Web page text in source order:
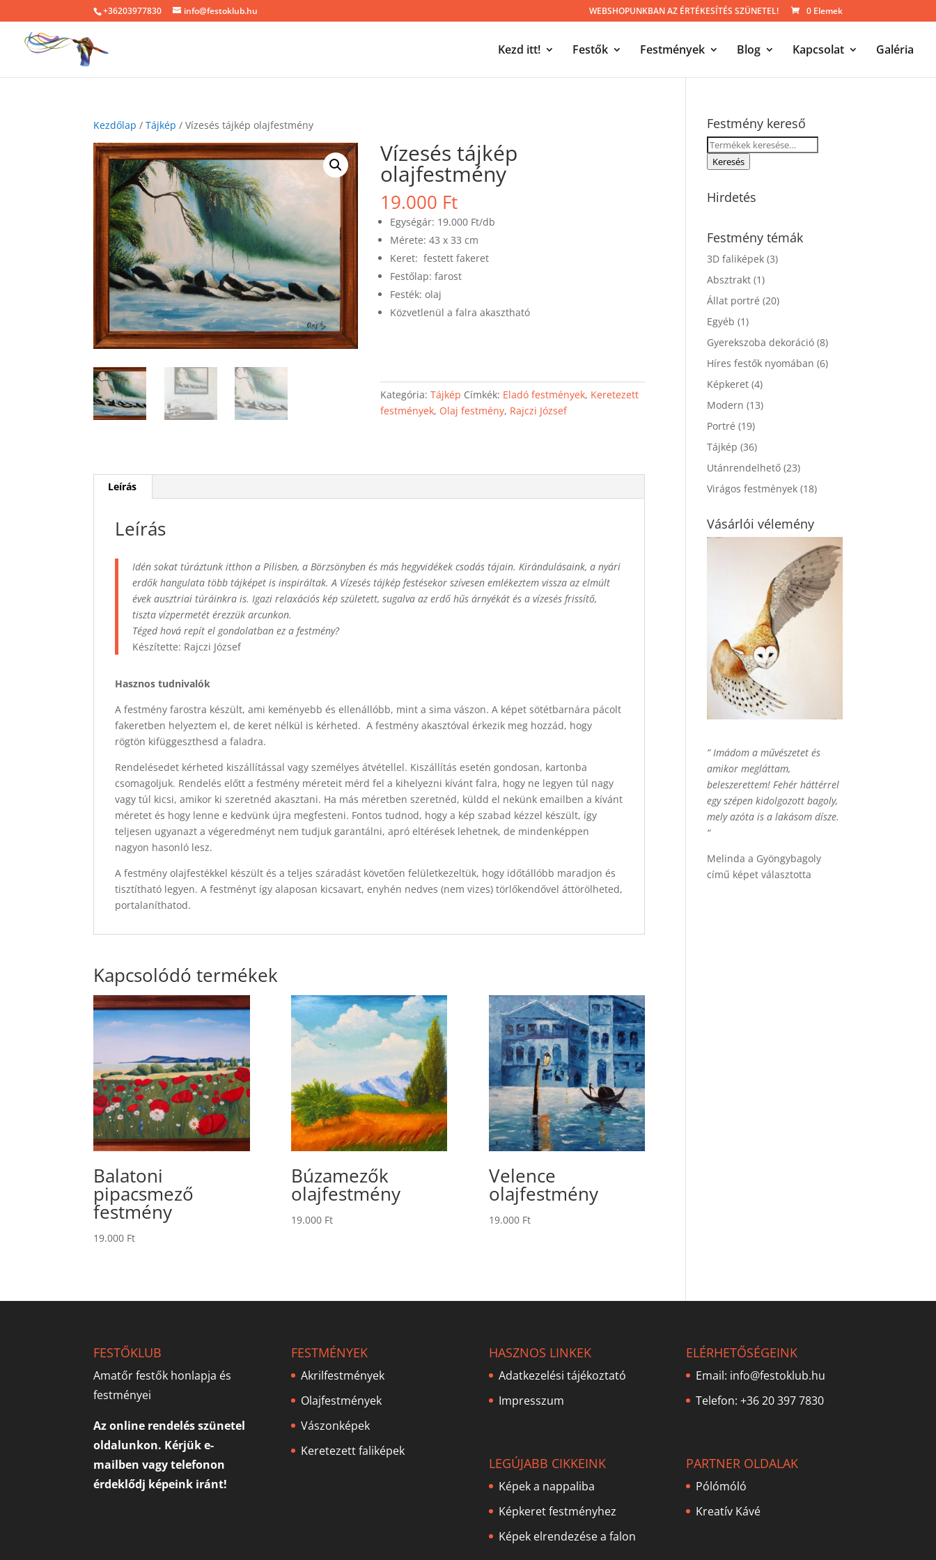
+36203977830 info@festoklub.hu WEBSHOPUNKBAN AZ ÉRTÉKESÍTÉS SZÜNETEL! 0 Elemek
Kezd itt! Festők Festmények Blog Kapcsolat Galéria
Kezdőlap /Tájkép / Vízesés tájkép olajfestmény
Vízesés tájkép
olajfestmény
19.000 Ft
Egységár: 19.000 Ft/db
Mérete: 43 x 33 cm
Keret: festett fakeret
Festőlap: farost
Festék: olaj
Közvetlenül a falra akasztható
Kategória:Tájkép Címkék: Eladó festmények, Keretezett
festmények, Olaj festmény, Rajczi József
Leírás
Leírás
Idén sokat túráztunk itthon a Pilisben, a Börzsönyben és más hegyvidékek csodás tájain. Kirándulásaink, a nyári
erdők hangulata több tájképet is inspiráltak. A Vízesés tájkép festésekor szívesen emlékeztem vissza az elmúlt
évek ausztriai túráinkra is. Igazi relaxációs kép született, sugalva az erdő hűs árnyékát és a vízesés frissítő,
tiszta vízpermetét érezzük arcunkon.
Téged hová repít el gondolatban ez a festmény?
Készítette: Rajczi József
Hasznos tudnivalók
A festmény farostra készült, ami keményebb és ellenállóbb, mint a sima vászon. A képet sötétbarnára pácolt
fakeretben helyeztem el, de keret nélkül is kérheted. A festmény akasztóval érkezik meg hozzád, hogy
rögtön kifüggeszthesd a faladra.
Rendelésedet kérheted kiszállítással vagy személyes átvétellel. Kiszállítás esetén gondosan, kartonba
csomagoljuk. Rendelés előtt a festmény méreteit mérd fel a kihelyezni kívánt falra, hogy ne legyen túl nagy
vagy túl kicsi, amikor ki szeretnéd akasztani. Ha más méretben szeretnéd, küldd el nekünk emailben a kívánt
méretet és hogy lenne e kedvünk újra megfesteni. Fontos tudnod, hogy a kép szabad kézzel készült, így
teljesen ugyanazt a végeredményt nem tudjuk garantálni, apró eltérések lehetnek, de mindenképpen
nagyon hasonló lesz.
A festmény olajfestékkel készült és a teljes száradást követően felületkezeltük, hogy időtállóbb maradjon és
tisztítható legyen. A festményt így alaposan kicsavart, enyhén nedves (nem vizes) törlőkendővel áttörölheted,
portalaníthatod.
Kapcsolódó termékek
Balatoni
pipacsmező
festmény
19.000 Ft
Búzamezők
olajfestmény
19.000 Ft
Velence
olajfestmény
19.000 Ft
Festmény kereső
Keresés
a Keresés
Hirdetés
Festmény témák
3D faliképek (3)
Absztrakt (1)
Állat portré (20)
Egyéb (1)
Gyerekszoba dekoráció (8)
Híres festők nyomában (6)
Képkeret (4)
Modern (13)
Portré (19)
Tájkép (36)
Utánrendelhető (23)
Virágos festmények (18)
Vásárlói vélemény
” Imádom a művészetet és
amikor megláttam,
beleszerettem! Fehér háttérrel
egy szépen kidolgozott bagoly,
mely azóta is a lakásom dísze.
“
Melinda a Gyöngybagoly
című képet választotta
FESTŐKLUB
Amatőr festők honlapja és
festményei
Az online rendelés szünetel
oldalunkon. Kérjük e-
mailben vagy telefonon
érdeklődj képeink iránt!
FESTMÉNYEK
Akrilfestmények
Olajfestmények
Vászonképek
Keretezett faliképek
HASZNOS LINKEK
Adatkezelési tájékoztató
Impresszum
LEGÚJABB CIKKEINK
Képek a nappaliba
Képkeret festményhez
Képek elrendezése a falon
ELÉRHETŐSÉGEINK
Email: info@festoklub.hu
Telefon: +36 20 397 7830
PARTNER OLDALAK
Pólómóló
Kreatív Kávé